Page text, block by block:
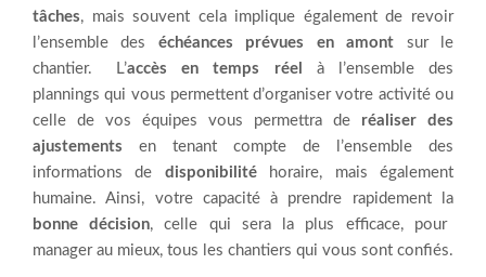
tâches, mais souvent cela implique également de revoir
l’ensemble des échéances prévues en amont sur le
chantier. L’accès en temps réel
à l’ensemble des
plannings qui vous permettent d’organiser votre activité ou
celle de vos équipes vous permettra de réaliser des
ajustements en tenant compte de l’ensemble des
informations de disponibilitéhoraire, mais également
humaine. Ainsi, votre capacité à prendre rapidement la
bonne décision, celle qui sera la plus efficace, pour
manager au mieux, tous les chantiers qui vous sont confiés.